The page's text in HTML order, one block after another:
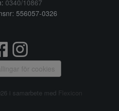
0340/10867
556057-0326
för cookies
i samarbete med Flexicon